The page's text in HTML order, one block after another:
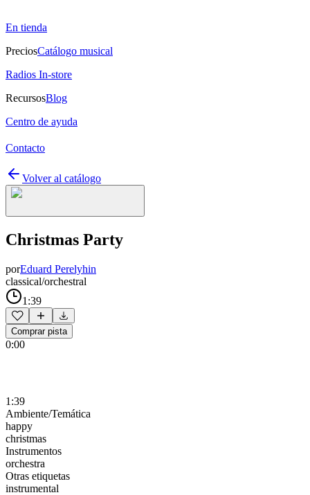
En tienda
PreciosCatálogo musical
Radios In-store
RecursosBlog
Centro de ayuda
Contacto
Volver al catálogo
Christmas Party
porEduard Perelyhin
classical/orchestral
1:39
Comprar pista
0:00
1:39
Ambiente/Temática
happy
christmas
Instrumentos
orchestra
Otras etiquetas
instrumental